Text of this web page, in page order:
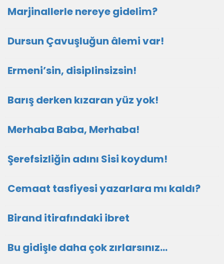
Marjinallerle nereye gidelim?
Dursun Çavuşluğun âlemi var!
Ermeni’sin, disiplinsizsin!
Barış derken kızaran yüz yok!
Merhaba Baba, Merhaba!
Şerefsizliğin adını Sisi koydum!
Cemaat tasfiyesi yazarlara mı kaldı?
Birand itirafındaki ibret
Bu gidişle daha çok zırlarsınız…